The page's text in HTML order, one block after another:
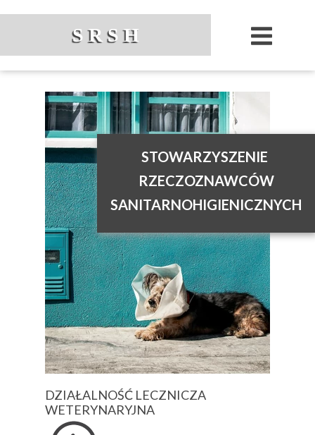
DZIAŁALNOŚĆ LECZNICZA
WETERYNARYJNA
STOWARZYSZENIE
RZECZOZNAWCÓW
SANITARNOHIGIENICZNYCH
S R S H